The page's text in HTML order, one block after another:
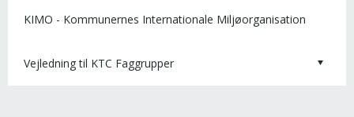
KIMO - Kommunernes Internationale Miljøorganisation
Vejledning til KTC Faggrupper